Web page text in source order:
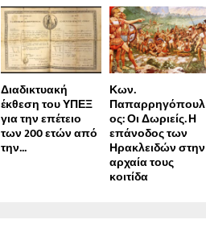
Διαδικτυακή
έκθεση του ΥΠΕΞ
για την επέτειο
των 200 ετών από
την...
Κων.
Παπαρρηγόπουλ
ος: Οι Δωριείς. Η
επάνοδος των
Ηρακλειδών στην
αρχαία τους
κοιτίδα